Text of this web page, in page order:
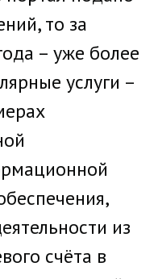
то за
– уже более
услуги –
из
счёта в